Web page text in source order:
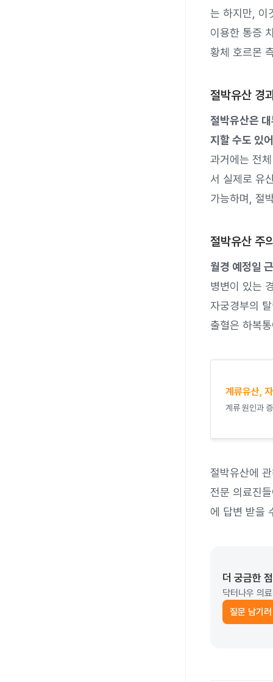
는 하지만, 이
이용한 통증
황체 호르몬
절박유산 경
절박유산은
지할 수도 있
과거에는 전
서 실제로 유
가능하며, 절
절박유산 주
월경 예정일
병변이 있는
자궁경부의
출혈은 하복
계류유산,
계류 원인과
절박유산에
전문 의료진
에 답변 받을
더 궁금한
닥터나우 의
질문 남기